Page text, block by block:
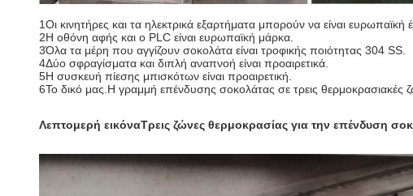
1Οι κινητήρες και τα ηλεκτρικά εξαρτήματα μπορούν να είναι ευρωπαϊκή
2Η οθόνη αφής και ο PLC είναι ευρωπαϊκή μάρκα.
3Όλα τα μέρη που αγγίζουν σοκολάτα είναι τροφικής ποιότητας 304 SS.
4Δύο σφραγίσματα και διπλή αναπνοή είναι προαιρετικά.
5Η συσκευή πίεσης μπισκότων είναι προαιρετική.
6Το δικό μας. Η γραμμή επένδυσης σοκολάτας σε τρεις θερμοκρασιακές
Λεπτομερή εικόναΤρεις ζώνες θερμοκρασίας για την επένδυση